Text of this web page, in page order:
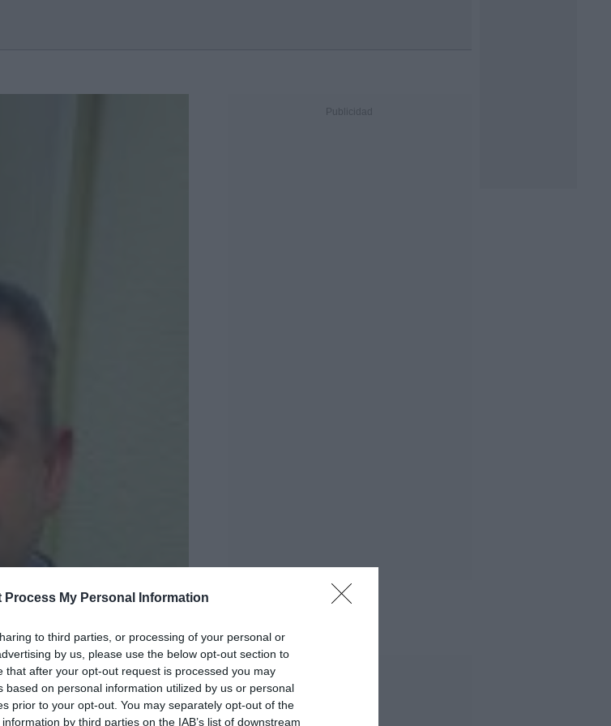
Process My Personal Information
to third parties, or processing of your personal or
by us, please use the below opt-out section to
that after your opt-out request is processed you may
based on personal information utilized by us or personal
prior to your opt-out. You may separately opt-out of the
by third parties on the IAB’s list of downstream